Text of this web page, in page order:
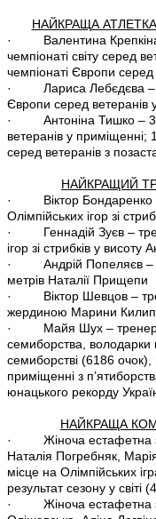
НАЙКРАЩА АТЛЕТКА-
· Валентина Крепкіна
чемпіонаті світу серед
чемпіонаті Європи серед
· Лариса Лебєдєва – 2
Європи серед ветеранів
· Антоніна Тишко – 3
ветеранів у приміщенні;
серед ветеранів з
НАЙКРАЩИЙ
· Віктор Бондаренко –
Олімпійських ігор зі
· Геннадій Зуєв –
ігор зі стрибків у висоту
· Андрій Попеляєв –
метрів Наталії Прищепи
· Віктор Шевцов –
жердиною Марини
· Майя Шух – тренер
семиборства,
семиборстві (6186 очок),
приміщенні з
юнацького рекорду
НАЙКРАЩА
· Жіноча естафетна
Наталія Погребняк,
місце на Олімпійських
результат сезону у світі
· Жіноча естафетна